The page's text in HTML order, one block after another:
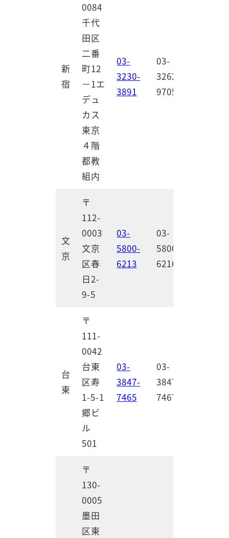
新
宿
0084
千代
田区
二番
町12
－1エ
デュ
カス
東京
４階
都教
組内
03-
3230-
3891
03-
3262-
9705
文
京
〒
112-
0003
文京
区春
日2-
9-5
03-
5800-
6213
03-
5800-
6216
台
東
〒
111-
0042
台東
区寿
1-5-1
郷ビ
ル
501
03-
3847-
7465
03-
3847-
7467
〒
130-
0005
墨田
区東